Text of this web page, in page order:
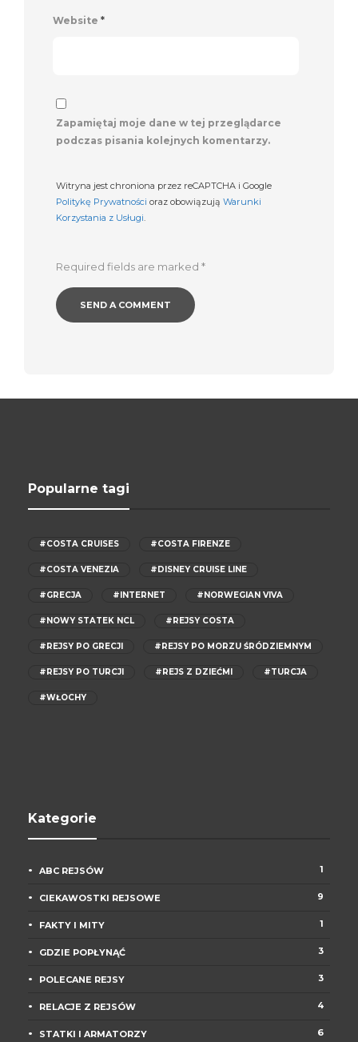
Website *
Zapamiętaj moje dane w tej przeglądarce
podczas pisania kolejnych komentarzy.
Witryna jest chroniona przez reCAPTCHA i Google
Politykę Prywatności oraz obowiązują Warunki
Korzystania z Usługi.
Required fields are marked *
Popularne tagi
#COSTA CRUISES #COSTA FIRENZE
#COSTA VENEZIA #DISNEY CRUISE LINE
#GRECJA #INTERNET #NORWEGIAN VIVA
#NOWY STATEK NCL #REJSY COSTA
#REJSY PO GRECJI #REJSY PO MORZU ŚRÓDZIEMNYM
#REJSY PO TURCJI #REJS Z DZIEĆMI #TURCJA
#WŁOCHY
Kategorie
ABC REJSÓW 1
CIEKAWOSTKI REJSOWE 9
FAKTY I MITY 1
GDZIE POPŁYNĄĆ 3
POLECANE REJSY 3
RELACJE Z REJSÓW 4
STATKI I ARMATORZY 6